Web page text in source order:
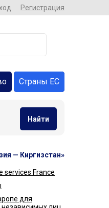
Регистрация
Страны ЕС
Найти
— Киргизстан»